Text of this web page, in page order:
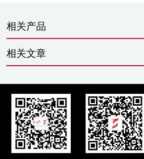
相关产品
相关文章